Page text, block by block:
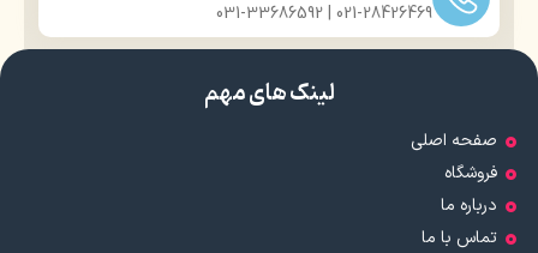
021-28426469 | 031-33686592
لینک های مهم
صفحه اصلی
فروشگاه
درباره ما
تماس با ما